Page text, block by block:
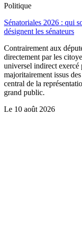
Politique
Sénatoriales 2026 : qui
désignent les sénateurs
Contrairement aux
directement par les
universel indirect exercé
majoritairement issus
central de la
grand public.
Le 10 août 2026